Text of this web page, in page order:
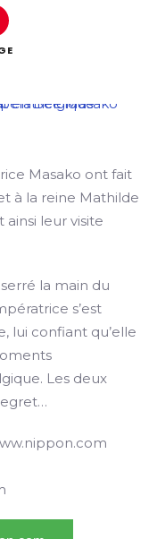
Masako ont fait
à la reine Mathilde
leur visite
la main du
s’est
lui confiant qu’elle
Les deux